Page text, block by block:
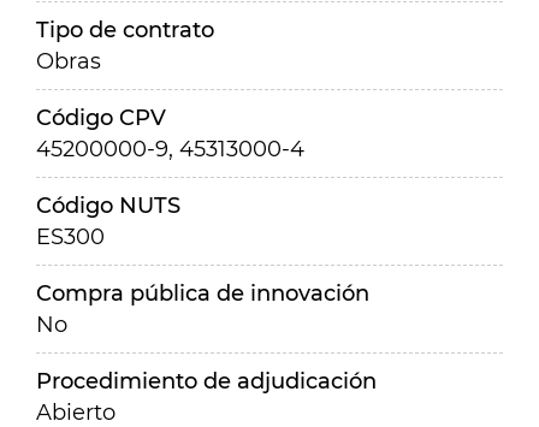
Tipo de contrato
Obras
Código CPV
45200000-9, 45313000-4
Código NUTS
ES300
Compra pública de innovación
No
Procedimiento de adjudicación
Abierto